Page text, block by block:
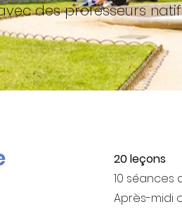
des professeurs
20 leçons
10 séances
Après-midi